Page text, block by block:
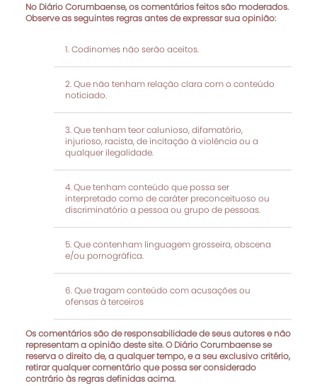
No Diário Corumbaense, os comentários feitos são moderados.
Observe as seguintes regras antes de expressar sua opinião:
Codinomes não serão aceitos.
Que não tenham relação clara com o conteúdo
noticiado.
Que tenham teor calunioso, difamatório,
injurioso, racista, de incitação à violência ou a
qualquer ilegalidade.
Que tenham conteúdo que possa ser
interpretado como de caráter preconceituoso ou
discriminatório a pessoa ou grupo de pessoas.
Que contenham linguagem grosseira, obscena
e/ou pornográfica.
Que tragam conteúdo com acusações ou
ofensas à terceiros
Os comentários são de responsabilidade de seus autores e não
representam a opinião deste site. O Diário Corumbaense se
reserva o direito de, a qualquer tempo, e a seu exclusivo critério,
retirar qualquer comentário que possa ser considerado
contrário às regras definidas acima.